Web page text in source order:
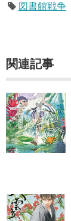
図書館戦争
関連記事